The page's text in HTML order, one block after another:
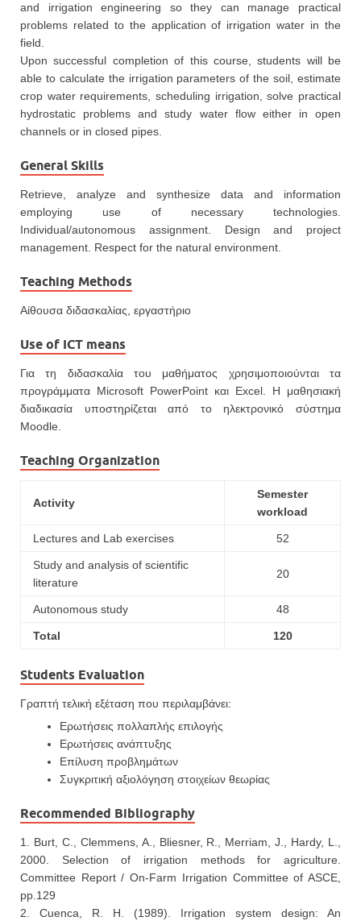
and irrigation engineering so they can manage practical
problems related to the application of irrigation water in the
field.
Upon successful completion of this course, students will be
able to calculate the irrigation parameters of the soil, estimate
crop water requirements, scheduling irrigation, solve practical
hydrostatic problems and study water flow either in open
channels or in closed pipes.
General Skills
Retrieve, analyze and synthesize data and information
employing use of necessary technologies.
Individual/autonomous assignment. Design and project
management. Respect for the natural environment.
Teaching Methods
Αίθουσα διδασκαλίας, εργαστήριο
Use of ICT means
Για τη διδασκαλία του μαθήματος χρησιμοποιούνται τα
προγράμματα Microsoft PowerPoint και Excel. Η μαθησιακή
διαδικασία υποστηρίζεται από το ηλεκτρονικό σύστημα
Moodle.
Teaching Organization
Activity
Semester
workload
Lectures and Lab exercises 52
Study and analysis of scientific
literature
20
Autonomous study 48
Total 120
Students Evaluation
Γραπτή τελική εξέταση που περιλαμβάνει:
Ερωτήσεις πολλαπλής επιλογής
Ερωτήσεις ανάπτυξης
Επίλυση προβλημάτων
Συγκριτική αξιολόγηση στοιχείων θεωρίας
Recommended Bibliography
1. Burt, C., Clemmens, A., Bliesner, R., Merriam, J., Hardy, L.,
2000. Selection of irrigation methods for agriculture.
Committee Report / On-Farm Irrigation Committee of ASCE,
pp.129
2. Cuenca, R. H. (1989). Irrigation system design: An